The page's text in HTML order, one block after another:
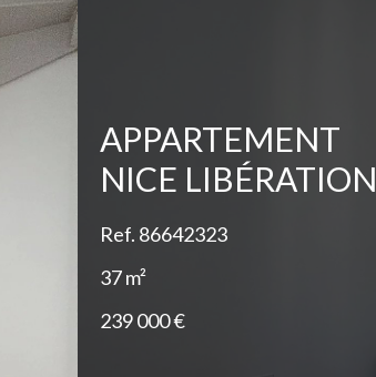
APPARTEMENT
NICE LIBÉRATION
Ref. 86642323
37 m²
239 000 €